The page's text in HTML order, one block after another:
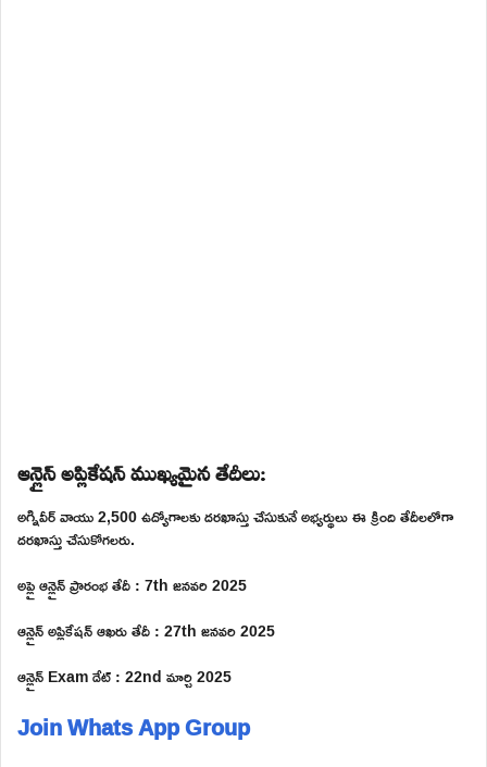
ఆన్లైన్ అప్లికేషన్ ముఖ్యమైన తేదీలు:
అగ్నివీర్ వాయు 2,500 ఉద్యోగాలకు దరఖాస్తు చేసుకునే అభ్యర్థులు ఈ క్రింది తేదీలలోగా
దరఖాస్తు చేసుకోగలరు.
అప్లై ఆన్లైన్ ప్రారంభ తేదీ : 7th జనవరి 2025
ఆన్లైన్ అప్లికేషన్ ఆఖరు తేదీ : 27th జనవరి 2025
ఆన్లైన్ Exam డేట్ : 22nd మార్చి 2025
Join Whats App Group